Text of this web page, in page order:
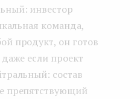
инвестор
команда,
продукт, он готов
если проект
состав
препятствующий